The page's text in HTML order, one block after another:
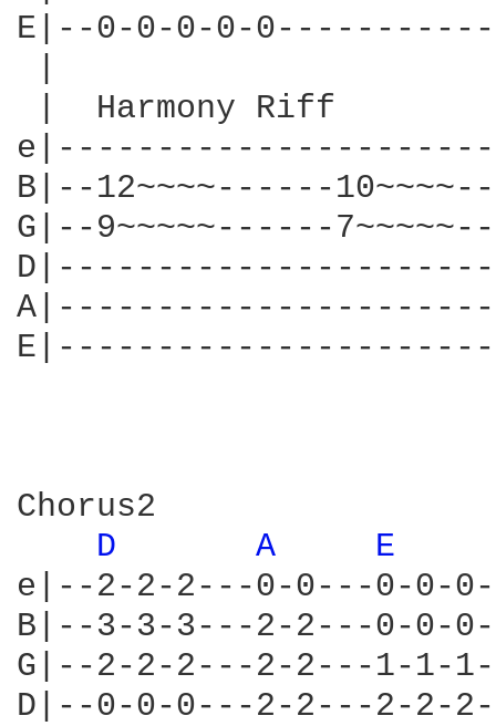
E|--0-0-0-0-
|  Harmony Riff
B|--12~~~~------10~~~~--
G|--9~~~~~------
D|----------------------
Chorus2
D
A
E
e|--2-2-2---0-0---0-0-
B|--3-3-3---2-2---0-0-
G|--2-2-2---2-2---1-1-
D|--0-0-0---2-2---2-2-